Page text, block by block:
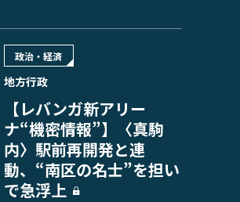
政治・経済
地方行政
【レバンガ新アリー
ナ“機密情報”】〈真駒
内〉駅前再開発と連
動、“南区の名士”を担い
で急浮上